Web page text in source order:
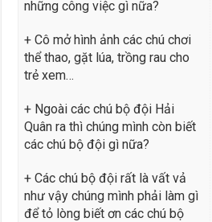
những công việc gì nữa?
+ Cô mở hình ảnh các chú chơi
thể thao, gặt lúa, trồng rau cho
trẻ xem…
+ Ngoài các chú bộ đội Hải
Quân ra thì chúng mình còn biết
các chú bộ đội gì nữa?
+ Các chú bộ đội rất là vất vả
như vậy chúng mình phải làm gì
để tỏ lòng biết ơn các chú bộ